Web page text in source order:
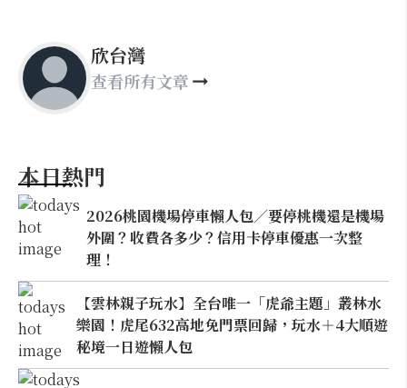
欣台灣
查看所有文章
本日熱門
2026桃園機場停車懶人包／要停桃機還是機場
外圍？收費各多少？信用卡停車優惠一次整
理！
【雲林親子玩水】全台唯一「虎爺主題」叢林水
樂園！虎尾632高地免門票回歸，玩水＋4大順遊
秘境一日遊懶人包